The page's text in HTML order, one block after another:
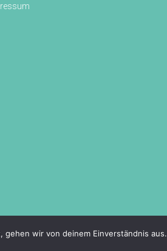
wir von deinem Einverständnis aus.